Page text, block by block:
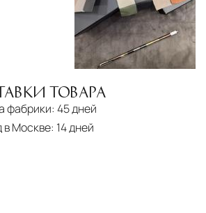
ТОВАРА
фабрики: 45 дней
в Москве: 14 дней